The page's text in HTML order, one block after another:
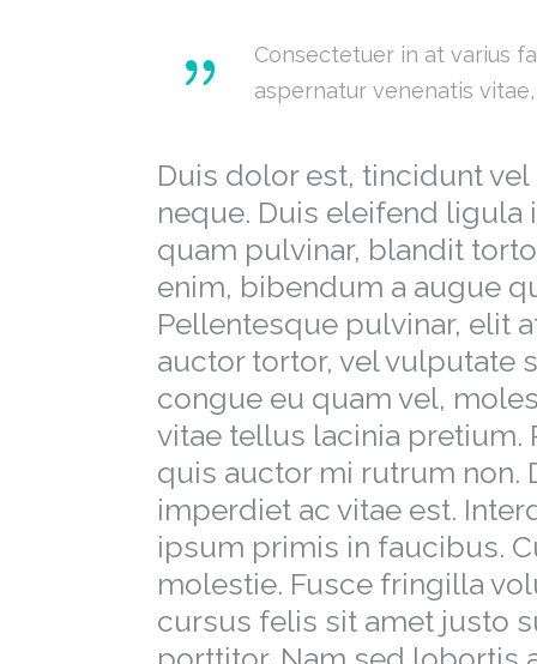
Consectetuer in at varius
aspernatur venenatis
Duis dolor est, tincidunt
neque. Duis eleifend
quam pulvinar, blandit
enim, bibendum a augue
Pellentesque pulvinar, elit
auctor tortor, vel vulputate
congue eu quam vel,
vitae tellus lacinia
quis auctor mi rutrum non.
imperdiet ac vitae est.
ipsum primis in faucibus.
molestie. Fusce fringilla
cursus felis sit amet justo